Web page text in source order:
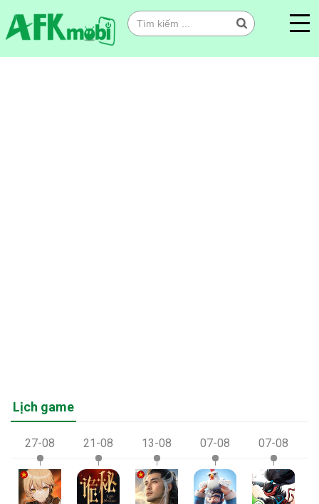
Lịch game
27-08 21-08 13-08 07-08 07-08